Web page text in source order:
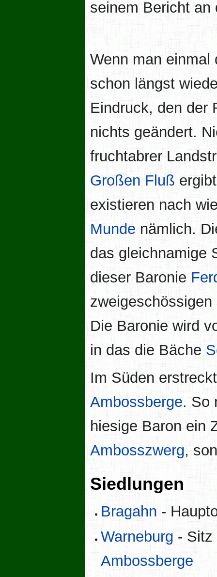
seinem Bericht an
Wenn man
schon längst
Eindruck, den der
nichts geändert.
fruchtabrer
Großen Fluß
existieren nach
Munde nämlich.
das gleichnamige
dieser Baronie
Die Baronie wird
in das die Bäche
Im Süden
Ambossberge. So
hiesige Baron ein
Ambosszwerg,
Siedlungen
Bragahn -
Warneburg - Sitz
Ambossberge